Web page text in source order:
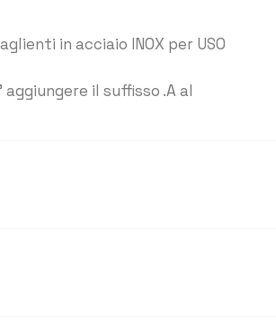
in acciaio INOX per USO
il suffisso .A al